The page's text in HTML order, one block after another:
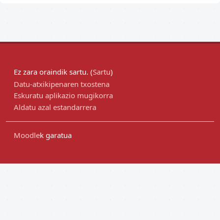
Ez zara oraindik sartu. (Sartu)
Datu-atxikipenaren txostena
Eskuratu aplikazio mugikorra
Aldatu azal estandarrera
Moodlek garatua